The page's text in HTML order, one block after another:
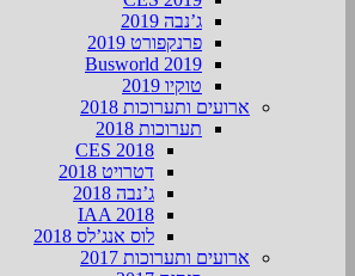
ג’נבה 2019
פרנקפורט 2019
Busworld 2019
טוקיו 2019
ארועים ותערוכות 2018
תערוכות 2018
CES 2018
דטרויט 2018
ג’נבה 2018
IAA 2018
לוס אנג’לס 2018
ארועים ותערוכות 2017